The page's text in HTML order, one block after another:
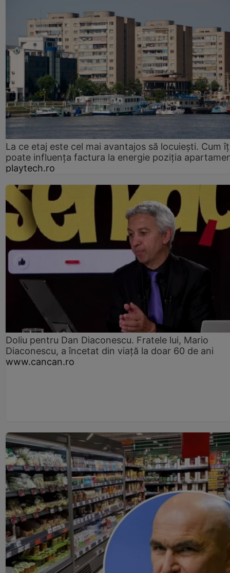
La ce etaj este cel mai avantajos să locuiești. Cum
poate influența factura la energie poziția
playtech.ro
Doliu pentru Dan Diaconescu. Fratele lui, Mario
Diaconescu, a încetat din viață la doar 60 de ani
www.cancan.ro